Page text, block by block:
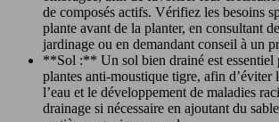
de composés actifs. Vérifiez les besoins
plante avant de la planter, en consultant
jardinage ou en demandant conseil à un
**Sol :** Un sol bien drainé est essentiel
plantes anti-moustique tigre, afin d’éviter
l’eau et le développement de maladies
drainage si nécessaire en ajoutant du